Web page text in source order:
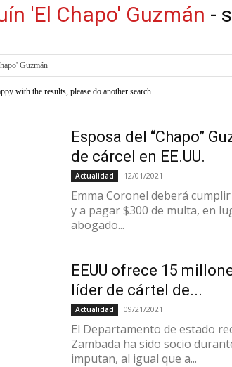
'El Chapo' Guzmán -
with the results, please do another search
Esposa del “Chapo”
de cárcel en EE.UU.
Actualidad 12/01/2021
Emma Coronel deberá
y a pagar $300 de multa, en
abogado...
EEUU ofrece 15
líder de cártel de...
Actualidad 09/21/2021
El Departamento de estado
Zambada ha sido socio
imputan, al igual que a...